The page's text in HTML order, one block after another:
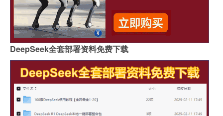
DeepSeek全套部署资料免费下载